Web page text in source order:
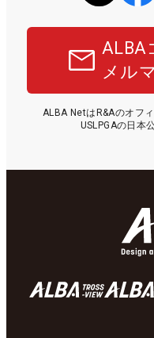
ALBA
メル
ALBA NetはR&Aのオフ
USLPGAの日本